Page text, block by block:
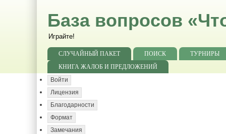
База вопросов
Играйте!
СЛУЧАЙНЫЙ ПАКЕТ ПОИСК
ТУРНИРЫ
КНИГА ЖАЛОБ И ПРЕДЛОЖЕНИЙ
Войти
Лицензия
Благодарности
Формат
Замечания